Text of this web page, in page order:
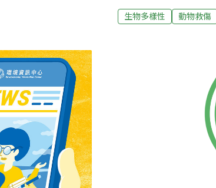
原生環境還藏有台
公分，展翅長達60
一時間交由學校進
間目前新北市蝙蝠
訊站、金山遠足農
錦俊指出，苗栗縣生態
元，興建猛禽舍、石虎
區、認領養區等設備
以新建貓舍100隻收容
向中央爭取相關經費
化爐等設備。目前中
頻臨滅絕石虎及2隻落
生物多樣性 動物救傷